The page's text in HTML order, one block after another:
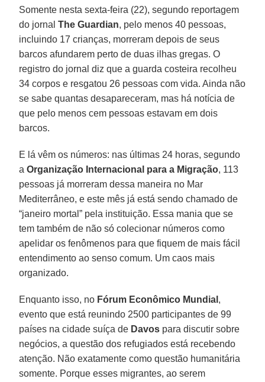
Somente nesta sexta-feira (22), segundo reportagem
do jornalThe Guardian, pelo menos 40 pessoas,
incluindo 17 crianças, morreram depois de seus
barcos afundarem perto de duas ilhas gregas. O
registro do jornal diz que a guarda costeira recolheu
34 corpos e resgatou 26 pessoas com vida. Ainda não
se sabe quantas desapareceram, mas há notícia de
que pelo menos cem pessoas estavam em dois
barcos.
E lá vêm os números: nas últimas 24 horas, segundo
aOrganização Internacional para a Migração, 113
pessoas já morreram dessa maneira no Mar
Mediterrâneo, e este mês já está sendo chamado de
“janeiro mortal” pela instituição. Essa mania que se
tem também de não só colecionar números como
apelidar os fenômenos para que fiquem de mais fácil
entendimento ao senso comum. Um caos mais
organizado.
Enquanto isso, no Fórum Econômico Mundial ,
evento que está reunindo 2500 participantes de 99
países na cidade suíça de Davos para discutir sobre
negócios, a questão dos refugiados está recebendo
atenção. Não exatamente como questão humanitária
somente. Porque esses migrantes, ao serem